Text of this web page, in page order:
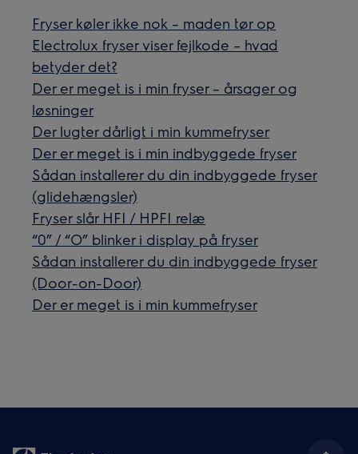
Fryser køler ikke nok – maden tør op
Electrolux fryser viser fejlkode – hvad
betyder det?
Der er meget is i min fryser – årsager og
løsninger
Der lugter dårligt i min kummefryser
Der er meget is i min indbyggede fryser
Sådan installerer du din indbyggede fryser
(glidehængsler)
Fryser slår HFI / HPFI relæ
“0” / “O” blinker i display på fryser
Sådan installerer du din indbyggede fryser
(Door-on-Door)
Der er meget is i min kummefryser